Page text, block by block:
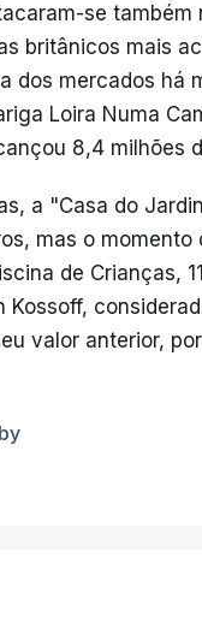
se
britânicos mais
dos mercados há
Loira Numa
8,4 milhões
a "Casa do
mas o
de Crianças,
Kossoff,
valor anterior,